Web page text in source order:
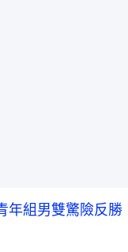
年組男雙驚險反